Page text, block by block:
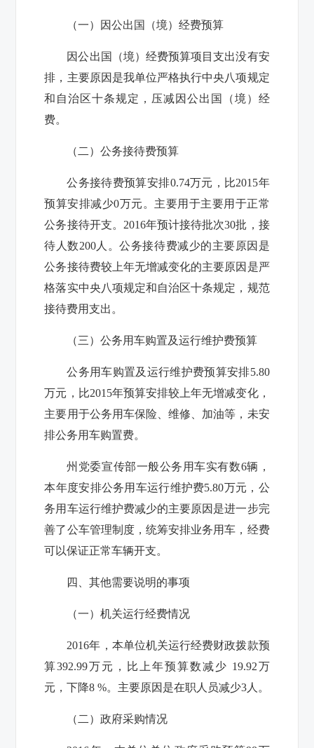
（一）因公出国（境）经费预算
因公出国（境）经费预算项目支出没有安
排，主要原因是我单位严格执行中央八项规定
和自治区十条规定，压减因公出国（境）经
费。
（二）公务接待费预算
公务接待费预算安排0.74万元，比2015年
预算安排减少0万元。主要用于主要用于正常
公务接待开支。2016年预计接待批次30批，接
待人数200人。公务接待费减少的主要原因是
公务接待费较上年无增减变化的主要原因是严
格落实中央八项规定和自治区十条规定，规范
接待费用支出。
（三）公务用车购置及运行维护费预算
公务用车购置及运行维护费预算安排5.80
万元，比2015年预算安排较上年无增减变化，
主要用于公务用车保险、维修、加油等，未安
排公务用车购置费。
州党委宣传部一般公务用车实有数6辆，
本年度安排公务用车运行维护费5.80万元，公
务用车运行维护费减少的主要原因是进一步完
善了公车管理制度，统筹安排业务用车，经费
可以保证正常车辆开支。
四、其他需要说明的事项
（一）机关运行经费情况
2016年，本单位机关运行经费财政拨款预
算392.99万元，比上年预算数减少 19.92万
元，下降8 %。主要原因是在职人员减少3人。
（二）政府采购情况